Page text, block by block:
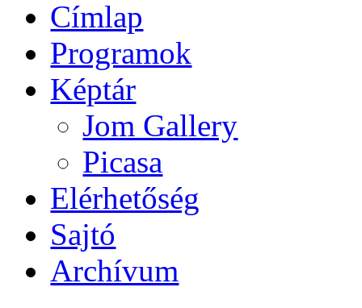
Címlap
Programok
Képtár
Jom Gallery
Picasa
Elérhetőség
Sajtó
Archívum